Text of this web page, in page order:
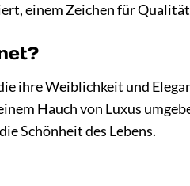
einem Zeichen für
ihre Weiblichkeit und
Hauch von Luxus
Schönheit des Lebens.